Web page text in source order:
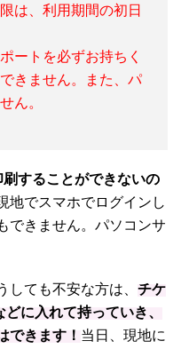
は、利用期間の初日
ートを必ずお持ちく
きません。また、パ
ん。
刷することができないの
地でスマホでログインし
できません。パソコンサ
しても不安な方は、 チケ
に入れて持っていき、
できます！ 当日、現地に